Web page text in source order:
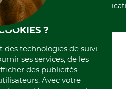
Portrait
Qui sommes-nous
échéant, sauf
?
des technologies de suivi
ses services, de les
des publicités
Avec votre